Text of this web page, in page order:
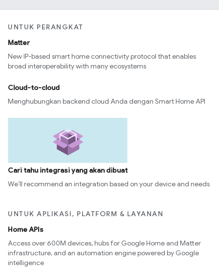
UNTUK PERANGKAT
Matter
New IP-based smart home connectivity protocol that enables
broad interoperability with many ecosystems
Cloud-to-cloud
Menghubungkan backend cloud Anda dengan Smart Home API
Cari tahu integrasi yang akan dibuat
We’ll recommend an integration based on your device and needs
UNTUK APLIKASI, PLATFORM & LAYANAN
Home APIs
Access over 600M devices, hubs for Google Home and Matter
infrastructure, and an automation engine powered by Google
intelligence